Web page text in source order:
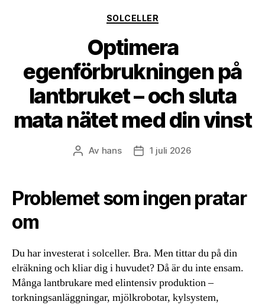
Kategorier
SOLCELLER
Optimera
egenförbrukningen på
lantbruket – och sluta
mata nätet med din vinst
Inläggsförfattare
Av hans Inläggsdatum
1 juli 2026
Problemet som ingen pratar
om
Du har investerat i solceller. Bra. Men tittar du på din
elräkning och kliar dig i huvudet? Då är du inte ensam.
Många lantbrukare med elintensiv produktion –
torkningsanläggningar, mjölkrobotar, kylsystem,